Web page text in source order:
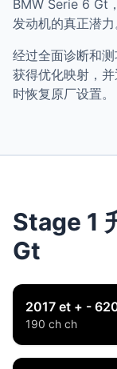
BMW Serie 6 Gt
发动机的真正潜力
经过全面诊断和
获得优化映射，
时恢复原厂设置。
Stage 1
Gt
2017 et + -
190 ch ch